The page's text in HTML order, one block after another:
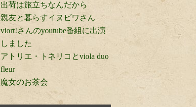
出荷は旅立ちなんだから
親友と暮らすイヌビワさん
viort!さんのyoutube番組に出演
しました
アトリエ・トネリコとviola duo
fleur
魔女のお茶会